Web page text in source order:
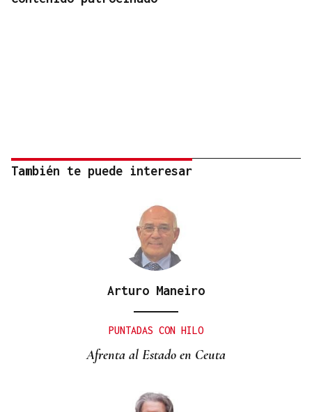
También te puede interesar
Arturo Maneiro
PUNTADAS CON HILO
Afrenta al Estado en Ceuta